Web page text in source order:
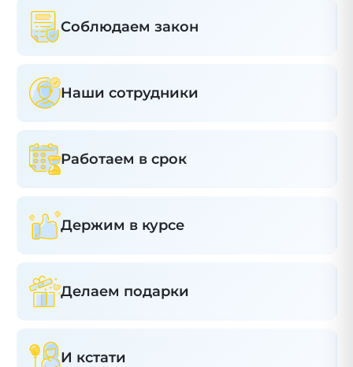
Соблюдаем закон
Наши сотрудники
Работаем в срок
Держим в курсе
Делаем подарки
И кстати